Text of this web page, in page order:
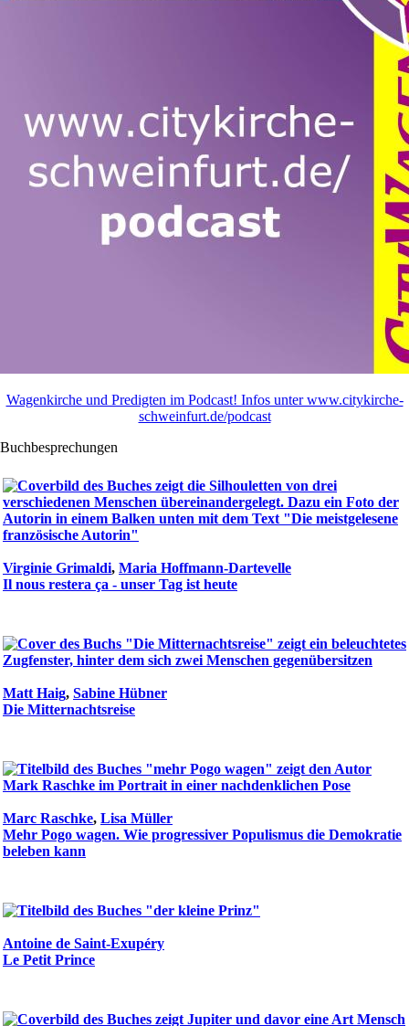
Wagenkirche und Predigten im Podcast! Infos unter www.citykirche-
schweinfurt.de/podcast
Buchbesprechungen
Virginie Grimaldi, Maria Hoffmann-Dartevelle
Il nous restera ça - unser Tag ist heute
Matt Haig, Sabine Hübner
Die Mitternachtsreise
Marc Raschke, Lisa Müller
Mehr Pogo wagen. Wie progressiver Populismus die Demokratie
beleben kann
Antoine de Saint-Exupéry
Le Petit Prince